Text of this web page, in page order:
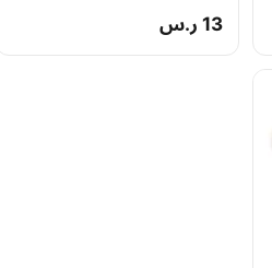
13 ر.س